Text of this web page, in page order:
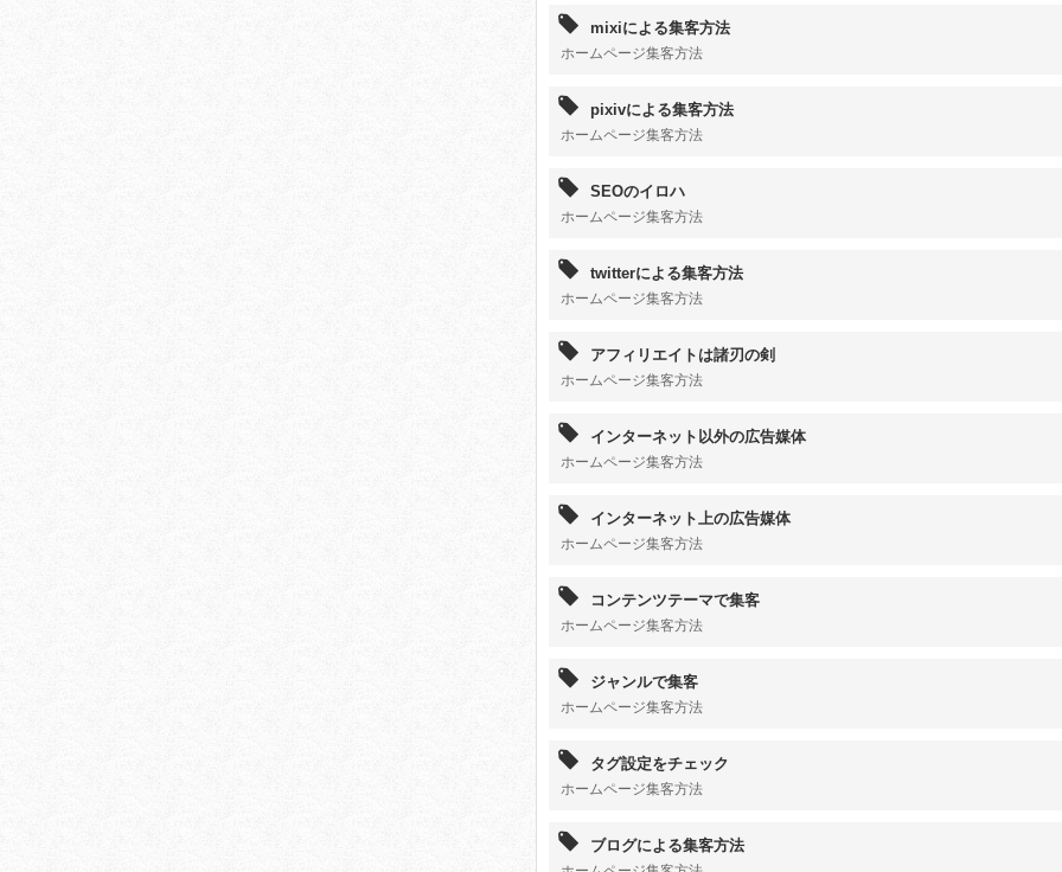
mixiによる集客方法
ホームページ集客方法
pixivによる集客方法
ホームページ集客方法
SEOのイロハ
ホームページ集客方法
twitterによる集客方法
ホームページ集客方法
アフィリエイトは諸刃の剣
ホームページ集客方法
インターネット以外の広告媒体
ホームページ集客方法
インターネット上の広告媒体
ホームページ集客方法
コンテンツテーマで集客
ホームページ集客方法
ジャンルで集客
ホームページ集客方法
タグ設定をチェック
ホームページ集客方法
ブログによる集客方法